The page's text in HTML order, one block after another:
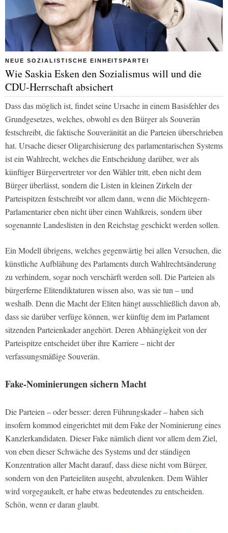
NEUE SOZIALISTISCHE EINHEITSPARTEI
Wie Saskia Esken den Sozialismus will und die
CDU-Herrschaft absichert
Dass das möglich ist, findet seine Ursache in einem Basisfehler des
Grundgesetzes, welches, obwohl es den Bürger als Souverän
festschreibt, die faktische Souveränität an die Parteien überschrieben
hat. Ursache dieser Oligarchisierung des parlamentarischen Systems
ist ein Wahlrecht, welches die Entscheidung darüber, wer als
künftiger Bürgervertreter vor den Wähler tritt, eben nicht dem
Bürger überlässt, sondern die Listen in kleinen Zirkeln der
Parteispitzen festschreibt vor allem dann, wenn die Möchtegern-
Parlamentarier eben nicht über einen Wahlkreis, sondern über
sogenannte Landeslisten in den Reichstag geschickt werden sollen.
Ein Modell übrigens, welches gegenwärtig bei allen Versuchen, die
künstliche Aufblähung des Parlaments durch Wahlrechtsänderung
zu verhindern, sogar noch verschärft werden soll. Die Parteien als
bürgerferne Elitendiktaturen wissen also, was sie tun – und
weshalb. Denn die Macht der Eliten hängt ausschließlich davon ab,
dass sie darüber verfüge können, wer künftig dem im Parlament
sitzenden Parteienkader angehört. Deren Abhängigkeit von der
Parteispitze entscheidet über ihre Karriere – nicht der
verfassungsmäßige Souverän.
Fake-Nominierungen sichern Macht
Die Parteien – oder besser: deren Führungskader – haben sich
insofern kommod eingerichtet mit dem Fake der Nominierung eines
Kanzlerkandidaten. Dieser Fake nämlich dient vor allem dem Ziel,
von eben dieser Schwäche des Systems und der ständigen
Konzentration aller Macht darauf, dass diese nicht vom Bürger,
sondern von den Parteieliten ausgeht, abzulenken. Dem Wähler
wird vorgegaukelt, er habe etwas bedeutendes zu entscheiden.
Schön, wenn er daran glaubt.